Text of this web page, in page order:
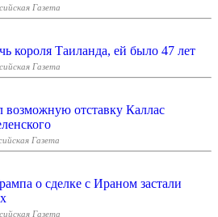
Газета
короля Таиланда, ей было 47 лет
Газета
возможную отставку Каллас
Газета
о сделке с Ираном застали
Газета